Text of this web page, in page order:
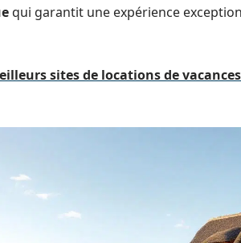
qui garantit une expérience
sites de locations de